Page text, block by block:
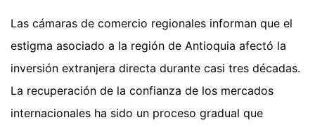
Las cámaras de comercio regionales informan que el
estigma asociado a la región de Antioquia afectó la
inversión extranjera directa durante casi tres décadas.
La recuperación de la confianza de los mercados
internacionales ha sido un proceso gradual que